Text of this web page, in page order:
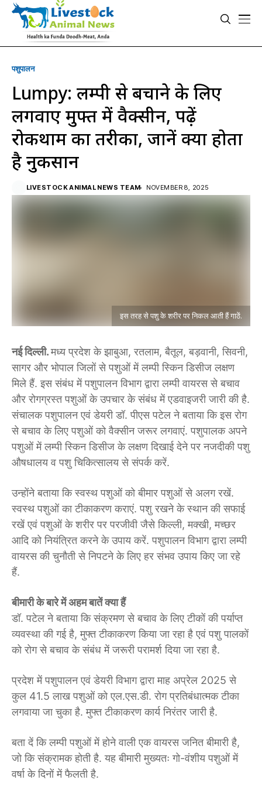
पशुपालन
Lumpy: लम्पी से बचाने के लिए
लगवाएं मुफ्त में वैक्सीन, पढ़ें
रोकथाम का तरीका, जानें क्या होता
है नुकसान
LIVESTOCK ANIMAL NEWS TEAM NOVEMBER 8, 2025
इस तरह से पशु के शरीर पर निकल आती हैं गाठें.
नई दिल्ली.मध्य प्रदेश के झाबुआ, रतलाम, बैतूल, बड़वानी, सिवनी,
सागर और भोपाल जिलों से पशुओं में लम्पी स्किन डिसीज लक्षण
मिले हैं. इस संबंध में पशुपालन विभाग द्वारा लम्पी वायरस से बचाव
और रोगग्रस्त पशुओं के उपचार के संबंध में एडवाइजरी जारी की है.
संचालक पशुपालन एवं डेयरी डॉ. पीएस पटेल ने बताया कि इस रोग
से बचाव के लिए पशुओं को वैक्सीन जरूर लगवाएं. पशुपालक अपने
पशुओं में लम्पी स्किन डिसीज के लक्षण दिखाई देने पर नजदीकी पशु
औषधालय व पशु चिकित्सालय से संपर्क करें.
उन्होंने बताया कि स्वस्थ पशुओं को बीमार पशुओं से अलग रखें.
स्वस्थ पशुओं का टीकाकरण कराएं. पशु रखने के स्थान की सफाई
रखें एवं पशुओं के शरीर पर परजीवी जैसे किल्ली, मक्खी, मच्छर
आदि को नियंत्रित करने के उपाय करें. पशुपालन विभाग द्वारा लम्पी
वायरस की चुनौती से निपटने के लिए हर संभव उपाय किए जा रहे
हैं.
बीमारी के बारे में अहम बातें क्या हैं
डॉ. पटेल ने बताया कि संक्रमण से बचाव के लिए टीकों की पर्याप्त
व्यवस्था की गई है, मुफ्त टीकाकरण किया जा रहा है एवं पशु पालकों
को रोग से बचाव के संबंध में जरूरी परामर्श दिया जा रहा है.
प्रदेश में पशुपालन एवं डेयरी विभाग द्वारा माह अप्रेल 2025 से
कुल 41.5 लाख पशुओं को एल.एस.डी. रोग प्रतिबंधात्मक टीका
लगवाया जा चुका है. मुफ्त टीकाकरण कार्य निरंतर जारी है.
बता दें कि लम्पी पशुओं में होने वाली एक वायरस जनित बीमारी है,
जो कि संक्रामक होती है. यह बीमारी मुख्यतः गो-वंशीय पशुओं में
वर्षा के दिनों में फैलती है.